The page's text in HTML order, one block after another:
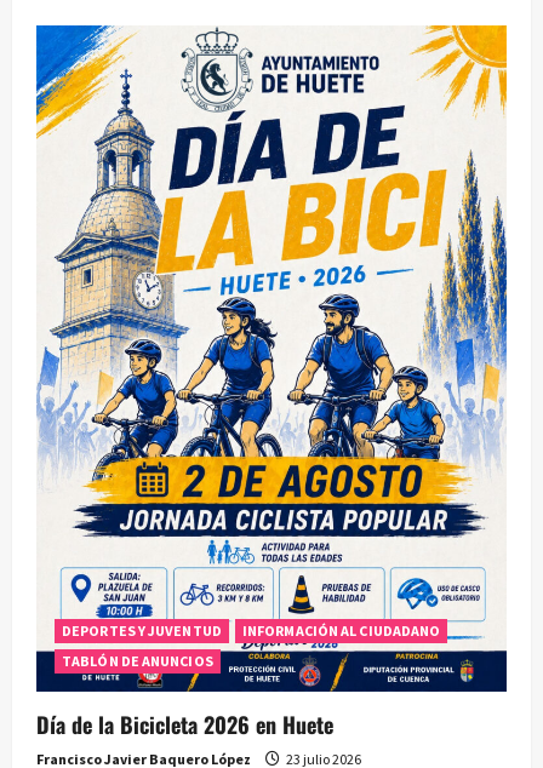
DEPORTES Y JUVENTUD
INFORMACIÓN AL CIUDADANO
TABLÓN DE ANUNCIOS
Día de la Bicicleta 2026 en Huete
Francisco Javier Baquero López 23 julio 2026